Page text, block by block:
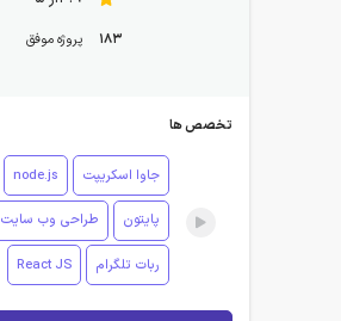
183 پروژه موفق
تخصص ها
جاوا اسکریپت node.js
پایتون طراحی وب سایت
ربات تلگرام React JS